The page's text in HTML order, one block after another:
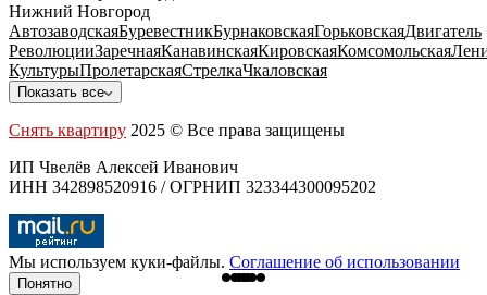
Нижний Новгород
АвтозаводскаяБуревестникБурнаковскаяГорьковскаяДвигатель
РеволюцииЗаречнаяКанавинскаяКировскаяКомсомольская
КультурыПролетарскаяСтрелкаЧкаловская
Показать все
Снять квартиру 2025 © Все права защищены
ИП Чвелёв Алексей Иванович
ИНН 342898520916 / ОГРНИП 323344300095202
Мы используем куки-файлы. Соглашение об использовании
Понятно